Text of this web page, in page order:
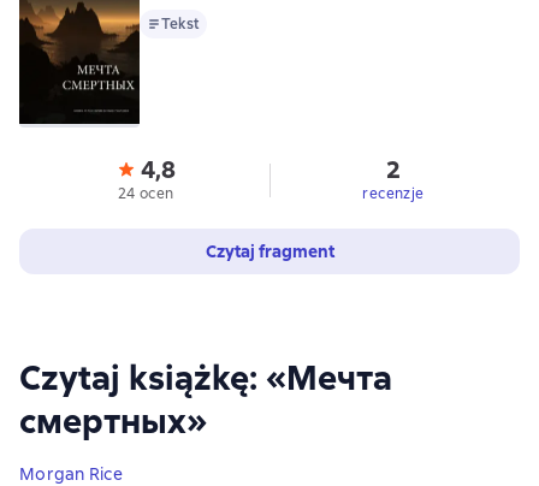
Czytaj książkę: «Мечта
смертных»
Morgan Rice
TekstTekst
4,8
24 ocen
2
recenzje
Czytaj fragment